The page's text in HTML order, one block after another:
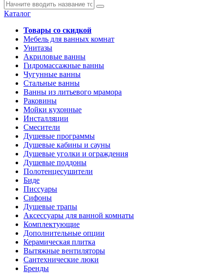
Каталог
Товары со скидкой
Мебель для ванных комнат
Унитазы
Акриловые ванны
Гидромассажные ванны
Чугунные ванны
Стальные ванны
Ванны из литьевого мрамора
Раковины
Мойки кухонные
Инсталляции
Смесители
Душевые программы
Душевые кабины и сауны
Душевые уголки и ограждения
Душевые поддоны
Полотенцесушители
Биде
Писсуары
Сифоны
Душевые трапы
Аксессуары для ванной комнаты
Комплектующие
Дополнительные опции
Керамическая плитка
Вытяжные вентиляторы
Сантехнические люки
Бренды